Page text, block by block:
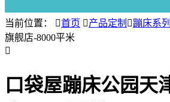
当前位置： 首页 产品定制 蹦床系列
旗舰店-8000平米

口袋屋蹦床公园天